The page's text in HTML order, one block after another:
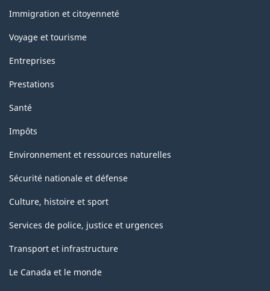
sujets
Immigration et citoyenneté
Voyage et tourisme
Entreprises
Prestations
Santé
Impôts
Environnement et ressources naturelles
Sécurité nationale et défense
Culture, histoire et sport
Services de police, justice et urgences
Transport et infrastructure
Le Canada et le monde